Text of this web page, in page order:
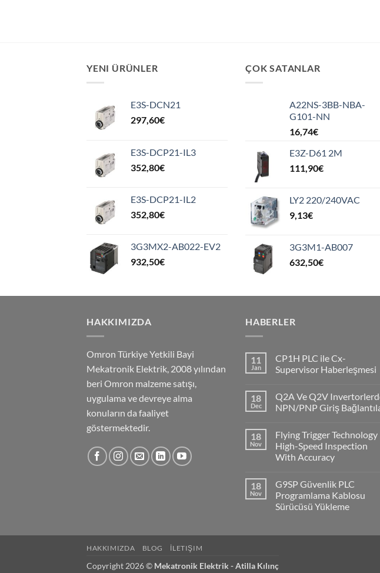
YENI ÜRÜNLER
E3S-DCN21
297,60€
E3S-DCP21-IL3
352,80€
E3S-DCP21-IL2
352,80€
3G3MX2-AB022-EV2
932,50€
ÇOK SATANLAR
A22NS-3BB-NBA-
G101-NN
16,74€
E3Z-D61 2M
111,90€
LY2 220/240VAC
9,13€
3G3M1-AB007
632,50€
HAKKIMIZDA
Omron Türkiye Yetkili Bayi
Mekatronik Elektrik, 2008 yılından
beri Omron malzeme satışı,
uygulama ve devreye alma
konuların da faaliyet
göstermektedir.
HABERLER
11
Jan
CP1H PLC ile Cx-
Supervisor Haberleşmesi
on
CP1H
PLC
Supervisor
Haberleşmesi
18
Dec
Q2A Ve Q2V
NPN/PNP Giriş
on
Q2A
Ve
Q2V
Giriş
Bağlantılar
18
Nov
Flying Trigger Technology
High-Speed Inspection
With Accuracy
on
Flying
Trigger
Technology
With
18
Nov
G9SP Güvenlik PLC
Programlama Kablosu
Sürücüsü Yükleme
Programlama
Kablosu
HAKKIMIZDA BLOG İLETIŞIM
Copyright 2026 © Mekatronik Elektrik - Atilla Kılınç